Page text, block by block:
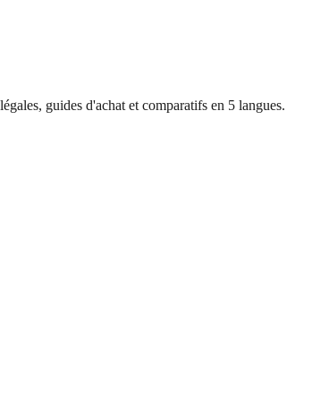
guides d'achat et comparatifs en 5 langues.